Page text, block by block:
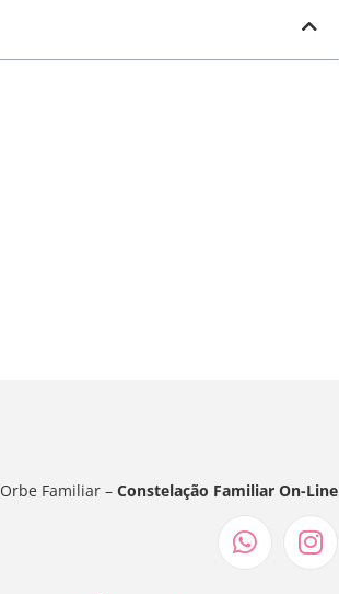
Orbe Familiar –Constelação Familiar On-Line